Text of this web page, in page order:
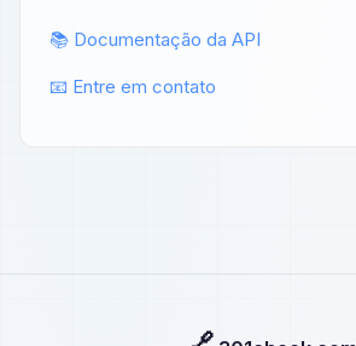
📚 Documentação da API
📧 Entre em contato